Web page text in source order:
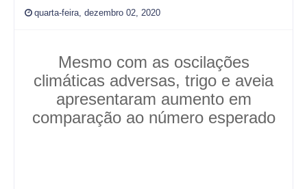
quarta-feira, dezembro 02, 2020
Mesmo com as oscilações
climáticas adversas, trigo e aveia
apresentaram aumento em
comparação ao número esperado